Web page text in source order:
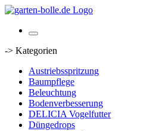
-> Kategorien
Austriebsspritzung
Baumpflege
Beleuchtung
Bodenverbesserung
DELICIA Vogelfutter
Düngedrops